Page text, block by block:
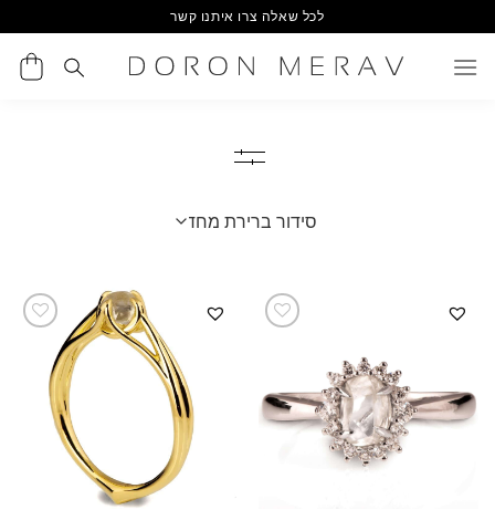
to
content
לכל שאלה צרו איתנו קשר